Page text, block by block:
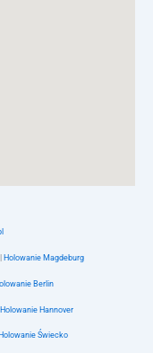
Holowanie Magdeburg
Berlin
Holowanie Hannover
Holowanie Świecko